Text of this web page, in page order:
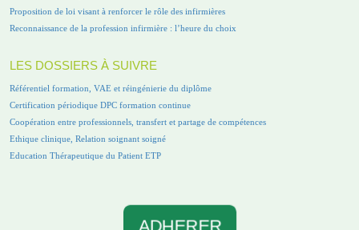
Proposition de loi visant à renforcer le rôle des infirmières
Reconnaissance de la profession infirmière : l’heure du choix
LES DOSSIERS À SUIVRE
Référentiel formation, VAE et réingénierie du diplôme
Certification périodique DPC formation continue
Coopération entre professionnels, transfert et partage de compétences
Ethique clinique, Relation soignant soigné
Education Thérapeutique du Patient ETP
ADHERER